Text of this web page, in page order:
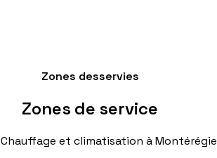
Zones desservies
Zones de service
Chauffage et climatisation à Montérégie